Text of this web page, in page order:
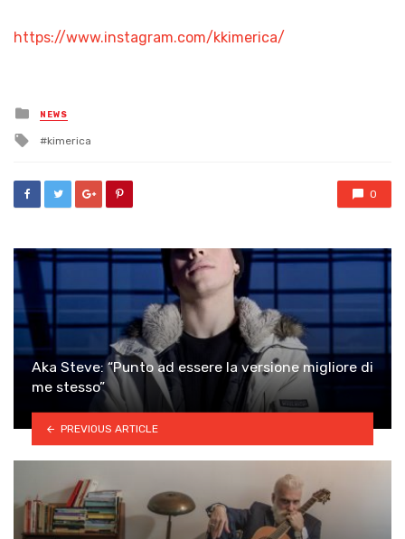
https://www.instagram.com/kkimerica/
Posted
in
NEWS
Tagged
kimerica
0
Aka Steve: “Punto ad essere la versione migliore di
me stesso”
PREVIOUS ARTICLE